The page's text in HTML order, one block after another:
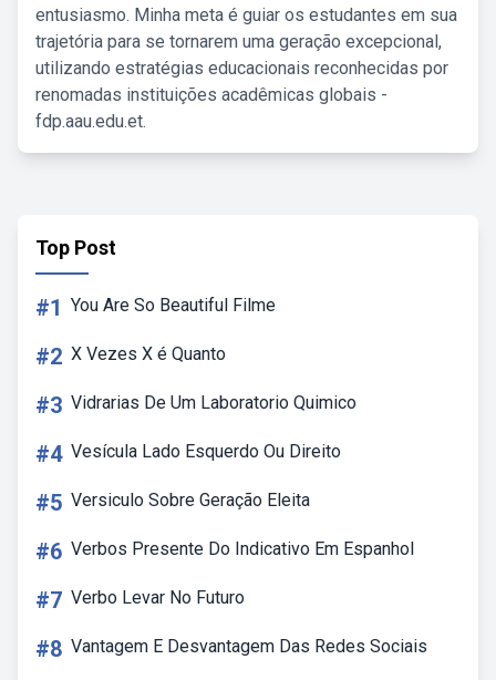
entusiasmo. Minha meta é guiar os estudantes em sua
trajetória para se tornarem uma geração excepcional,
utilizando estratégias educacionais reconhecidas por
renomadas instituições acadêmicas globais -
fdp.aau.edu.et.
Top Post
#1 You Are So Beautiful Filme
#2 X Vezes X é Quanto
#3 Vidrarias De Um Laboratorio Quimico
#4 Vesícula Lado Esquerdo Ou Direito
#5 Versiculo Sobre Geração Eleita
#6 Verbos Presente Do Indicativo Em Espanhol
#7 Verbo Levar No Futuro
#8 Vantagem E Desvantagem Das Redes Sociais